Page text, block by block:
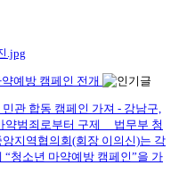
예방 캠페인 전개
관 합동 캠페인 가져 - 강남구,
약범죄로부터 구제 법무부 청
지역협의회(회장 이의신)는 각
청소년 마약예방 캠페인”을 가